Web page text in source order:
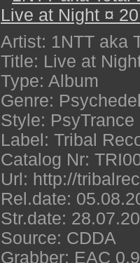
Artist: 1NTT aka
Title: Live at
Type: Album
Genre:
Style: PsyTrance
Label: Tribal
Catalog Nr:
Url: http://
Rel.date:
Str.date:
Source: CDDA
Grabber: EAC